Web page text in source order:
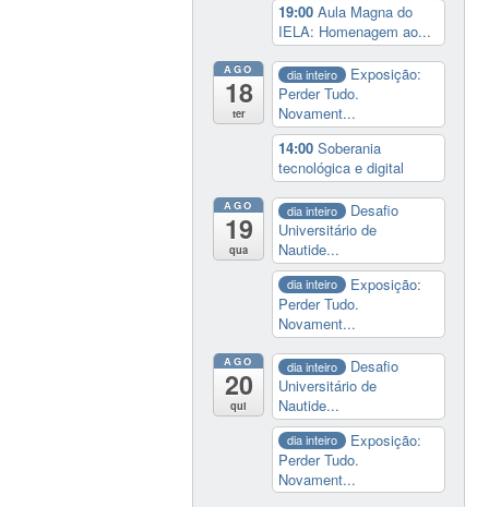
19:00Aula Magna do
IELA: Homenagem ao...
AGO
18
ter
dia inteiro
Exposição:
Perder Tudo.
Novament...
14:00Soberania
tecnológica e digital
AGO
19
qua
dia inteiro
Desafio
Universitário de
Nautide...
dia inteiro
Exposição:
Perder Tudo.
Novament...
AGO
20
qui
dia inteiro
Desafio
Universitário de
Nautide...
dia inteiro
Exposição:
Perder Tudo.
Novament...